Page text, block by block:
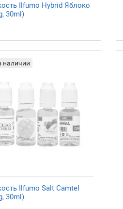
Ilfumo Hybrid Яблоко
30ml)
наличии
Ilfumo Salt Camtel
30ml)